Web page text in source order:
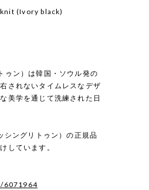
(Ivory black)
ゥン）は韓国・ソウル発の
されないタイムレスなデザ
美学を通じて洗練された日
ングリトゥン）の正規品
しています。
6071964